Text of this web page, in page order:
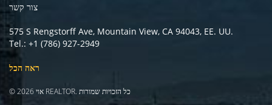
צור קשר
575 S Rengstorff Ave, Mountain View, CA 94043, EE. UU.
Tel.: +1 (786) 927-2949
ראה הכל
© 2026 אוי REALTOR. כל הזכויות שמורות